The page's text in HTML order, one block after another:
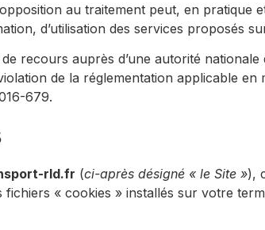
au traitement peut, en
d’utilisation des services proposés
de recours auprès d’une autorité
de la réglementation applicable
679.
rld.fr (ci-après désigné « le Site »),
fichiers « cookies » installés sur votre